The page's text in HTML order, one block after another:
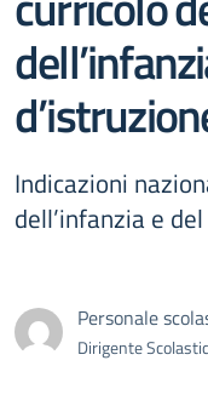
Indicazioni
dell’infanzia e
Personale
Dirigente